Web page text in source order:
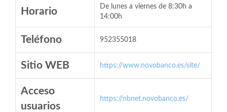
Horario
De lunes a viernes de 8:30h a
14:00h
Teléfono 952355018
Sitio WEB https://www.novobanco.es/site/
Acceso
usuarios
https://nbnet.novobanco.es/